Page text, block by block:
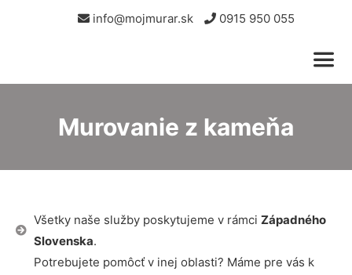
info@mojmurar.sk 0915 950 055
Murovanie z kameňa
Všetky naše služby poskytujeme v rámci Západného
Slovenska.
Potrebujete pomôcť v inej oblasti? Máme pre vás k